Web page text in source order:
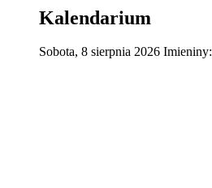
Kalendarium
Sobota, 8 sierpnia 2026 Imieniny: